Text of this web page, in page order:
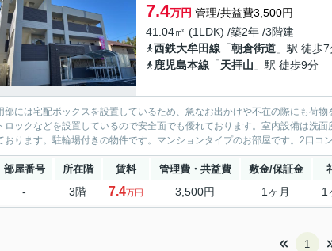
7.4万円 管理/共益費3,500円
41.04㎡ (1LDK) /築2年 /3階建
西鉄大牟田線 「朝倉街道 」駅 徒歩
鹿児島本線 「天拝山 」駅 徒歩9分
部には宅配ボックスを設置しているため、急なお出かけや不在の際にも荷
ロックなどを設置しているので安全面でも優れております。室内設備は洗
おります。駐輪場付きの物件です。マンションタイプのお部屋です。2口コ
部屋番号 所在階 賃料 管理費・共益費 敷金/保証金
- 3階 7.4万円 3,500円 1ヶ月 1
1